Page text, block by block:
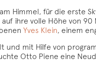
Himmel, für die erste
ihre volle Höhe von
Yves Klein, einem
mit Hilfe von
Otto Piene eine